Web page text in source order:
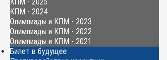
КПМ - 2024
Олимпиады и КПМ - 2023
Олимпиады и КПМ - 2022
Олимпиады и КПМ - 2021
Билет в будущее